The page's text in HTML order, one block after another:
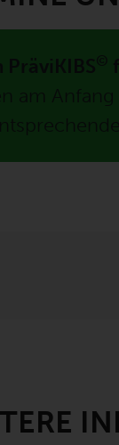
PräviKIBS©
am